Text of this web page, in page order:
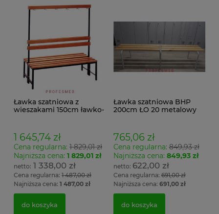
Ławka szatniowa z
wieszakami 150cm ławko-
1 645,74 zł
Cena regularna: 1 829,01 zł
Najniższa cena: 1 829,01 zł
1 338,00 zł
Cena regularna: 1 487,00 zł
Najniższa cena: 1 487,00 zł
do koszyka
Ławka szatniowa BHP
200cm ŁO 20 metalowy
765,06 zł
Cena regularna:849,93 zł
Najniższa cena: 849,93 zł
622,00 zł
Cena regularna:691,00 zł
Najniższa cena: 691,00 zł
do koszyka